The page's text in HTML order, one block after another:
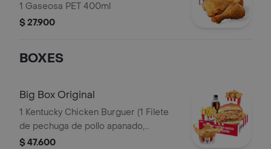
1 Gaseosa PET 400ml
$ 27.900
BOXES
Big Box Original
1 Kentucky Chicken Burguer (1 Filete
de pechuga de pollo apanado,
pepinillos, mayonesa premium y
$ 47.600